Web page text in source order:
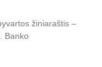
žiniaraštis –
Banko